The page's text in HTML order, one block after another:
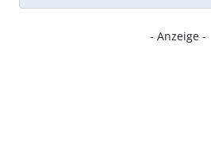
- Anzeige -